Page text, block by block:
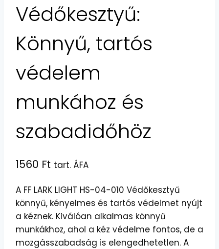
Védőkesztyű:
Könnyű, tartós
védelem
munkához és
szabadidőhöz
1560 Ft tart. ÁFA
A FF LARK LIGHT HS-04-010 Védőkesztyű
könnyű, kényelmes és tartós védelmet nyújt
a kéznek. Kiválóan alkalmas könnyű
munkákhoz, ahol a kéz védelme fontos, de a
mozgásszabadság is elengedhetetlen. A